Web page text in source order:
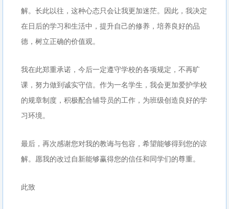
解。长此以往，这种心态只会让我更加迷茫。因此，我决定
在日后的学习和生活中，提升自己的修养，培养良好的品
德，树立正确的价值观。
我在此郑重承诺，今后一定遵守学校的各项规定，不再旷
课，努力做到诚实守信。作为一名学生，我会更加爱护学校
的规章制度，积极配合辅导员的工作，为班级创造良好的学
习环境。
最后，再次感谢您对我的教诲与包容，希望能够得到您的谅
解。愿我的改过自新能够赢得您的信任和同学们的尊重。
此致